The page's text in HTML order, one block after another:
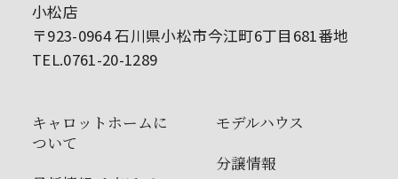
小松店
〒923-0964 石川県小松市今江町6丁目681番地
TEL.0761-20-1289
キャロットホームに
ついて
モデルハウス
分譲情報